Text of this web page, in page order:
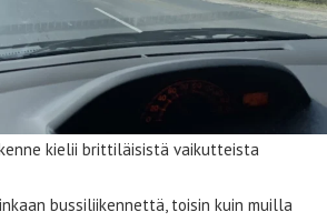
kielii brittiläisistä vaikutteista
bussiliikennettä, toisin kuin muilla